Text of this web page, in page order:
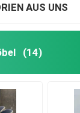
AUS UNS
(14)